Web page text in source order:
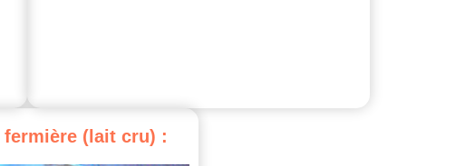
fermière (lait cru) :